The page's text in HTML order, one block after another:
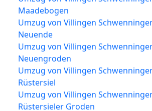
Maadebogen
Umzug von Villingen
Neuende
Umzug von Villingen
Neuengroden
Umzug von Villingen
Rüstersiel
Umzug von Villingen
Rüstersieler Groden